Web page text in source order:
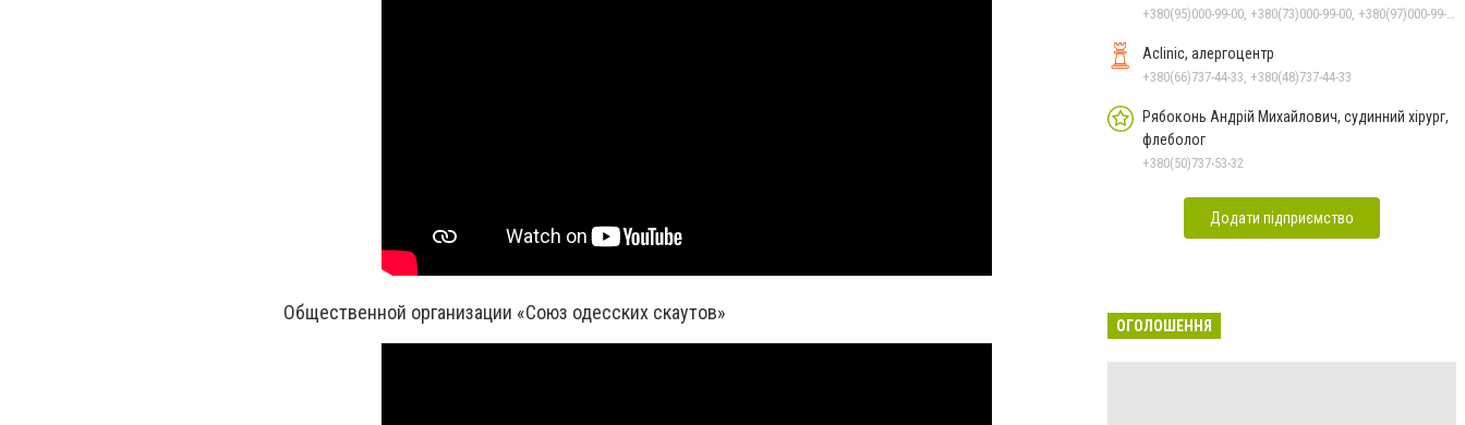
Общественной организации «Союз одесских скаутов»
Aclinic, алергоцентр
+380(66)737-44-33, +380(48)737-44-33
Рябоконь Андрій Михайлович, судинний хірург,
флеболог
+380(50)737-53-32
Додати підприємство
ОГОЛОШЕННЯ